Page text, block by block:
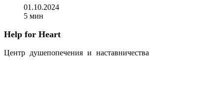
01.10.2024
5 мин
Help for Heart
Центр душепопечения и наставничества